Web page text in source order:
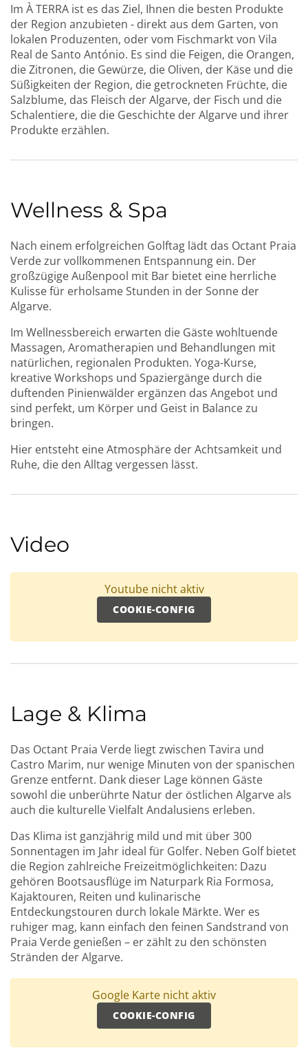
Im À TERRA ist es das Ziel, Ihnen die besten Produkte
der Region anzubieten - direkt aus dem Garten, von
lokalen Produzenten, oder vom Fischmarkt von Vila
Real de Santo António. Es sind die Feigen, die Orangen,
die Zitronen, die Gewürze, die Oliven, der Käse und die
Süßigkeiten der Region, die getrockneten Früchte, die
Salzblume, das Fleisch der Algarve, der Fisch und die
Schalentiere, die die Geschichte der Algarve und ihrer
Produkte erzählen.
Wellness & Spa
Nach einem erfolgreichen Golftag lädt das Octant Praia
Verde zur vollkommenen Entspannung ein. Der
großzügige Außenpool mit Bar bietet eine herrliche
Kulisse für erholsame Stunden in der Sonne der
Algarve.
Im Wellnessbereich erwarten die Gäste wohltuende
Massagen, Aromatherapien und Behandlungen mit
natürlichen, regionalen Produkten. Yoga-Kurse,
kreative Workshops und Spaziergänge durch die
duftenden Pinienwälder ergänzen das Angebot und
sind perfekt, um Körper und Geist in Balance zu
bringen.
Hier entsteht eine Atmosphäre der Achtsamkeit und
Ruhe, die den Alltag vergessen lässt.
Video
Youtube nicht aktiv
COOKIE-CONFIG
Lage & Klima
Das Octant Praia Verde liegt zwischen Tavira und
Castro Marim, nur wenige Minuten von der spanischen
Grenze entfernt. Dank dieser Lage können Gäste
sowohl die unberührte Natur der östlichen Algarve als
auch die kulturelle Vielfalt Andalusiens erleben.
Das Klima ist ganzjährig mild und mit über 300
Sonnentagen im Jahr ideal für Golfer. Neben Golf bietet
die Region zahlreiche Freizeitmöglichkeiten: Dazu
gehören Bootsausflüge im Naturpark Ria Formosa,
Kajaktouren, Reiten und kulinarische
Entdeckungstouren durch lokale Märkte. Wer es
ruhiger mag, kann einfach den feinen Sandstrand von
Praia Verde genießen – er zählt zu den schönsten
Stränden der Algarve.
Google Karte nicht aktiv
COOKIE-CONFIG